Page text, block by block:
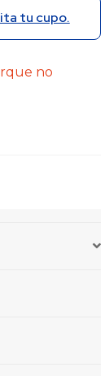
tu cupo.
no